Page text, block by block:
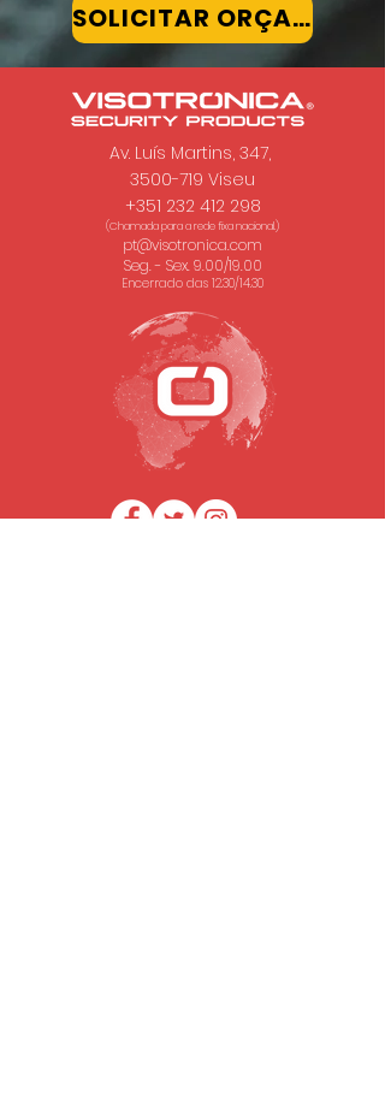
SOLICITAR ORÇAMENTO
Av. Luís Martins, 347,
3500-719 Viseu
+351 232 412 298
(Chamada para a rede fixa nacional.)
pt@visotronica.com
Seg. - Sex. 9.00/19.00
Encerrado das 12.30/14.30